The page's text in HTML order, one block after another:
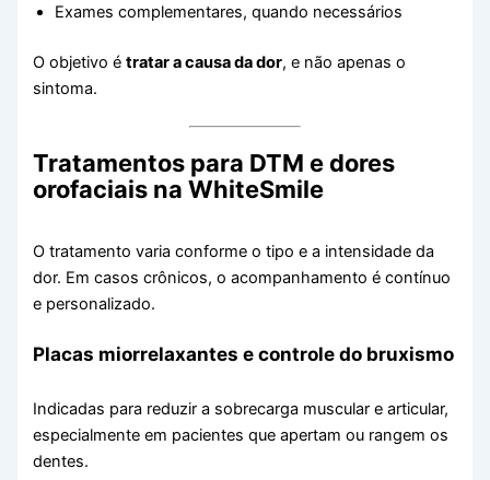
Exames complementares, quando necessários
O objetivo étratar a causa da dor, e não apenas o
sintoma.
Tratamentos para DTM e dores
orofaciais na WhiteSmile
O tratamento varia conforme o tipo e a intensidade da
dor. Em casos crônicos, o acompanhamento é contínuo
e personalizado.
Placas miorrelaxantes e controle do bruxismo
Indicadas para reduzir a sobrecarga muscular e articular,
especialmente em pacientes que apertam ou rangem os
dentes.